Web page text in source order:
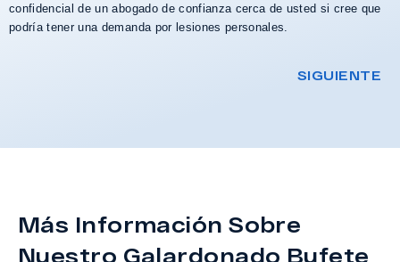
confidencial de un abogado de confianza cerca de usted si cree que
podría tener una demanda por lesiones personales.
SIGUIENTE
Más Información Sobre
Nuestro Galardonado Bufete